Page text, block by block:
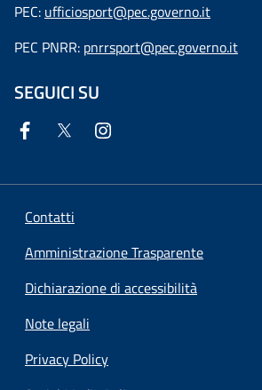
PEC: ufficiosport@pec.governo.it
PEC PNRR: pnrrsport@pec.governo.it
SEGUICI SU
Contatti
Amministrazione Trasparente
Dichiarazione di accessibilità
Note legali
Privacy Policy